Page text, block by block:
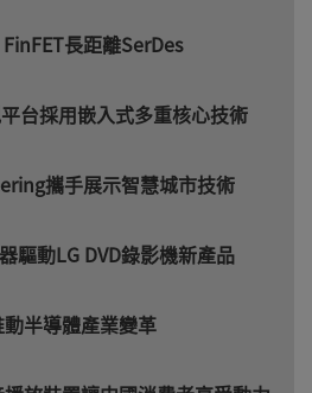
長距離SerDes
台採用嵌入式多重核心技術
攜手展示智慧城市技術
驅動LG DVD錄影機新產品
半導體產業變革